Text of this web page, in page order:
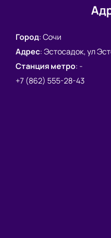
Город:Сочи
Адрес:Эстосадок, ул
Станция метро: -
+7 (862) 555-28-43